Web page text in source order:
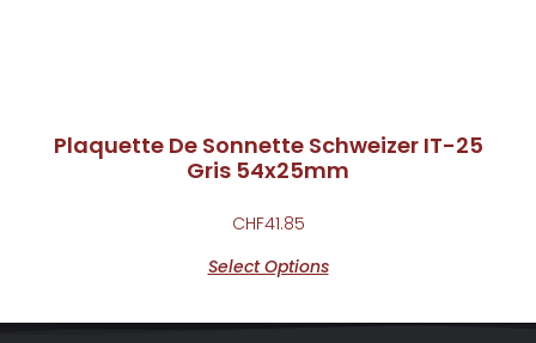
Plaquette De Sonnette Schweizer IT-25
Gris 54x25mm
CHF41.85
Select Options